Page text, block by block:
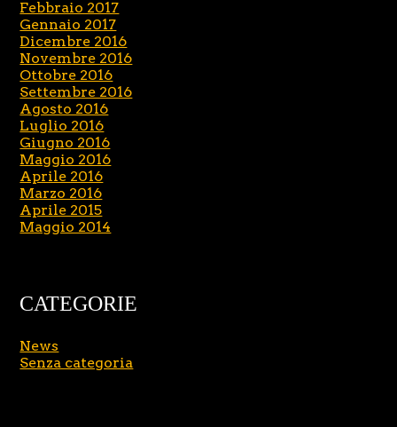
Febbraio 2017
Gennaio 2017
Dicembre 2016
Novembre 2016
Ottobre 2016
Settembre 2016
Agosto 2016
Luglio 2016
Giugno 2016
Maggio 2016
Aprile 2016
Marzo 2016
Aprile 2015
Maggio 2014
CATEGORIE
News
Senza categoria